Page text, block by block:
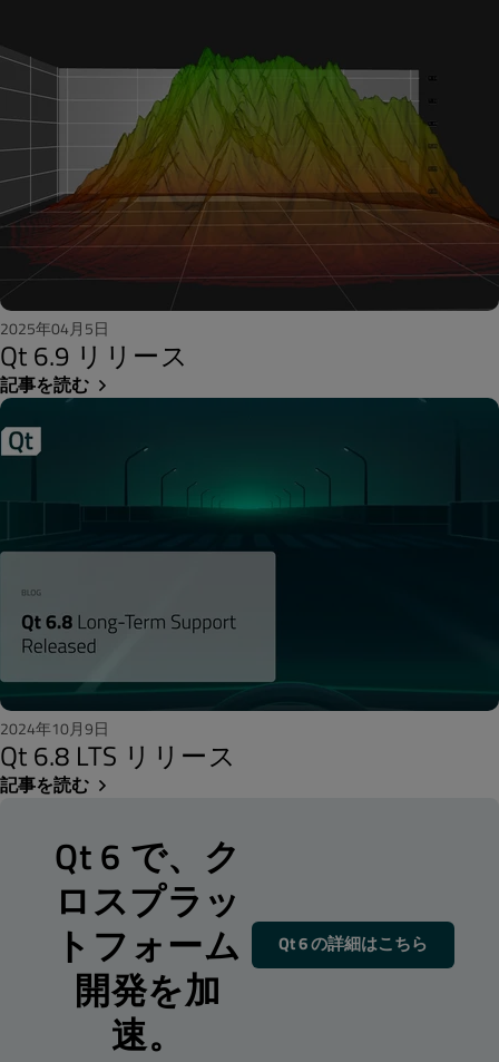
2025年04月5日
Qt 6.9 リリース
記事を読む
2024年10月9日
Qt 6.8 LTS リリース
記事を読む
Qt 6 で、ク
ロスプラッ
トフォーム
開発を加
速。
Qt 6 の詳細はこちら